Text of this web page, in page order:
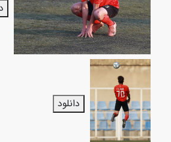
دانلود